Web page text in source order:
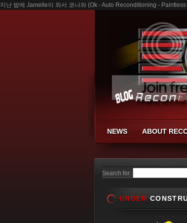
지난 밤에 Jamelle이 와서 코나와 (Ok - Auto Reconditioning -
NEWS ABOUT
Search for:
UNDER